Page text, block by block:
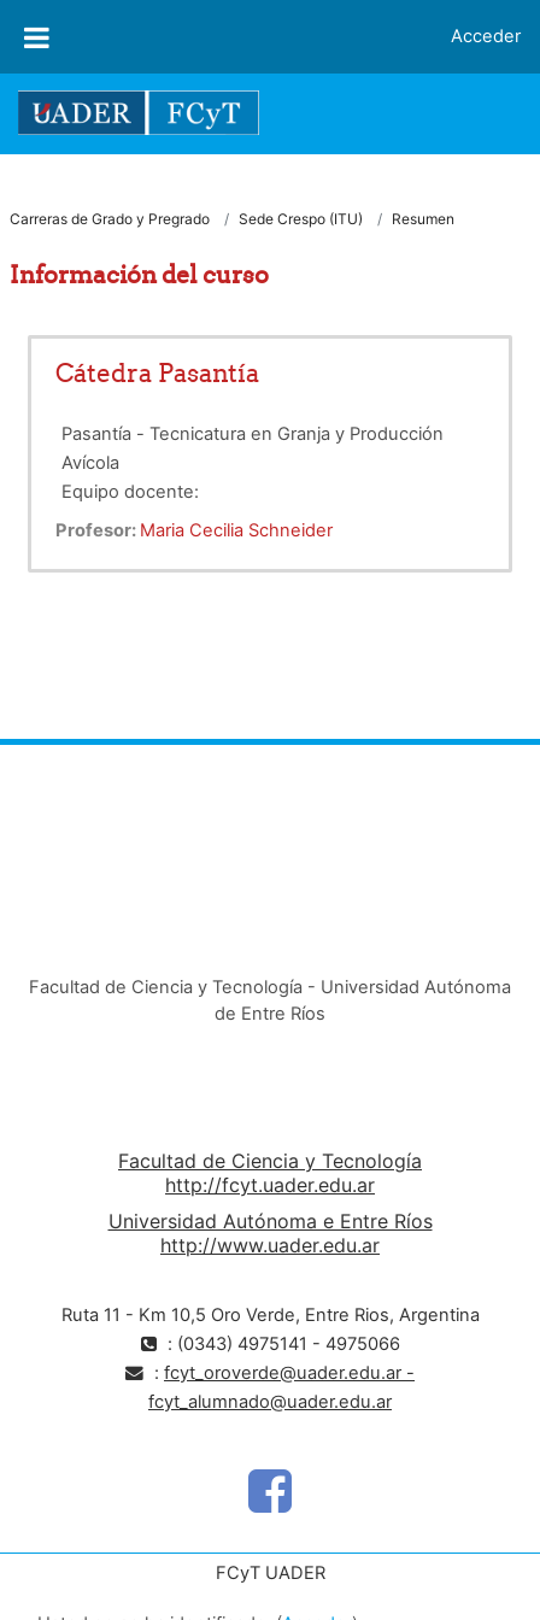
Acceder
Carreras de Grado y Pregrado Sede Crespo (ITU) Resumen
Información del curso
Cátedra Pasantía
Pasantía - Tecnicatura en Granja y Producción
Avícola
Equipo docente:
Lic. María Cecilia Schneider
Dia y Hora: Miércoles, 18,30 hs
Profesor: Maria Cecilia Schneider
Facultad de Ciencia y Tecnología - Universidad Autónoma
de Entre Ríos
Facultad de Ciencia y Tecnología
http://fcyt.uader.edu.ar
Universidad Autónoma e Entre Ríos
http://www.uader.edu.ar
Ruta 11 - Km 10,5 Oro Verde, Entre Rios, Argentina
: (0343) 4975141 - 4975066
: fcyt_oroverde@uader.edu.ar -
fcyt_alumnado@uader.edu.ar
FCyT UADER